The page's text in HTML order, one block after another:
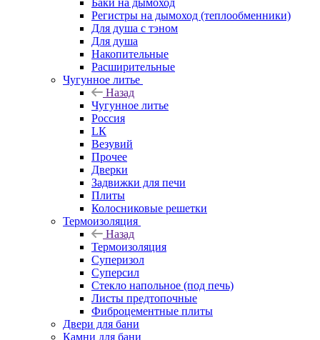
Баки на дымоход
Регистры на дымоход (теплообменники)
Для душа с тэном
Для душа
Накопительные
Расширительные
Чугунное литье
Назад
Чугунное литье
Россия
LК
Везувий
Прочее
Дверки
Задвижки для печи
Плиты
Колосниковые решетки
Термоизоляция
Назад
Термоизоляция
Суперизол
Суперсил
Стекло напольное (под печь)
Листы предтопочные
Фиброцементные плиты
Двери для бани
Камни для бани